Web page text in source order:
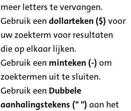
meer letters te vervangen.
Gebruik eendollarteken ($) voor
uw zoekterm voor resultaten
die op elkaar lijken.
Gebruik een minteken (-) om
zoektermen uit te sluiten.
Gebruik een Dubbele
aanhalingstekens (" ") aan het